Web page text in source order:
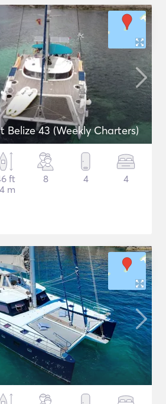
Belize 43 (Weekly Charters)
ft
m
8 4 4